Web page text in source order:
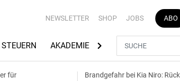
NEWSLETTER SHOP JOBS ABO
AKADEMIE AUTOMARKEN
für
Brandgefahr bei Kia Niro: